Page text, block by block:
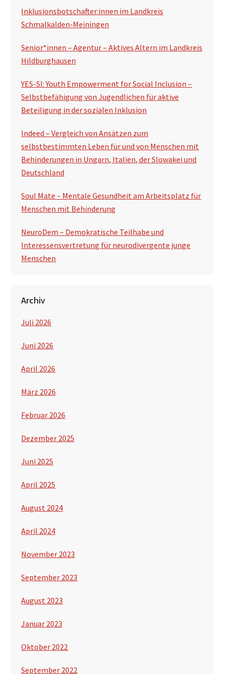
Inklusionsbotschafter:innen im Landkreis
Schmalkalden-Meiningen
Senior*innen – Agentur – Aktives Altern im Landkreis
Hildburghausen
YES-SI: Youth Empowerment for Social Inclusion –
Selbstbefähigung von Jugendlichen für aktive
Beteiligung in der sozialen Inklusion
Indeed – Vergleich von Ansätzen zum
selbstbestimmten Leben für und von Menschen mit
Behinderungen in Ungarn, Italien, der Slowakei und
Deutschland
Soul Mate – Mentale Gesundheit am Arbeitsplatz für
Menschen mit Behinderung
NeuroDem – Demokratische Teilhabe und
Interessensvertretung für neurodivergente junge
Menschen
Archiv
Juli 2026
Juni 2026
April 2026
März 2026
Februar 2026
Dezember 2025
Juni 2025
April 2025
August 2024
April 2024
November 2023
September 2023
August 2023
Januar 2023
Oktober 2022
September 2022